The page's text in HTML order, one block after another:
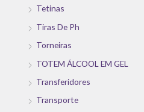
Tetinas
Tiras De Ph
Torneiras
TOTEM ÁLCOOL EM GEL
Transferidores
Transporte